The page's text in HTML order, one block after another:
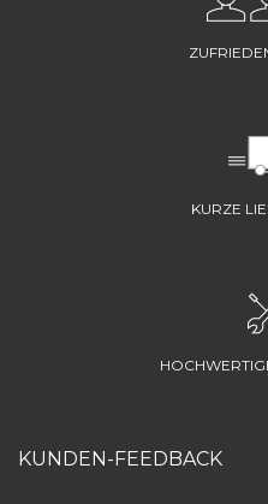
KURZE
KUNDEN-FEEDBACK